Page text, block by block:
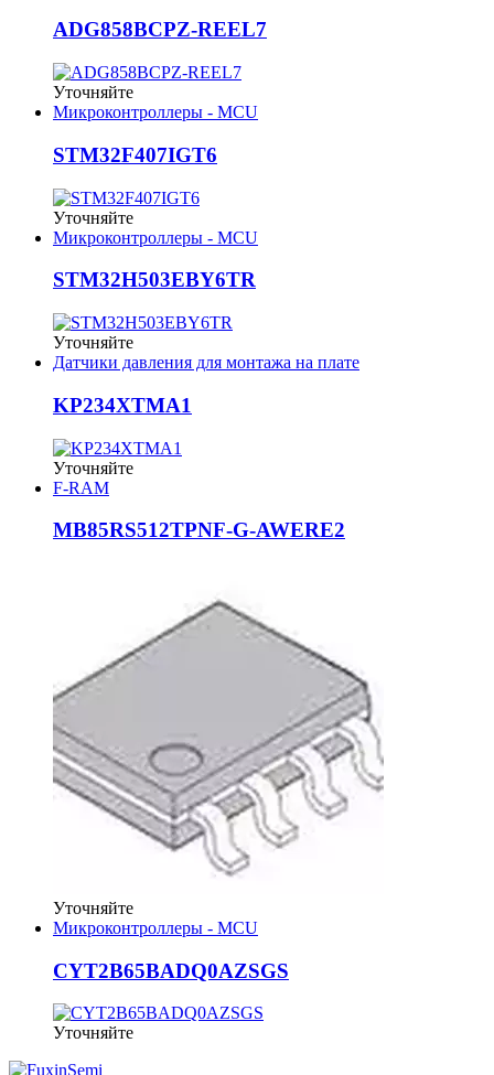
ADG858BCPZ-REEL7
Уточняйте
Микроконтроллеры - MCU
STM32F407IGT6
Уточняйте
Микроконтроллеры - MCU
STM32H503EBY6TR
Уточняйте
Датчики давления для монтажа на плате
KP234XTMA1
Уточняйте
F-RAM
MB85RS512TPNF-G-AWERE2
Уточняйте
Микроконтроллеры - MCU
CYT2B65BADQ0AZSGS
Уточняйте